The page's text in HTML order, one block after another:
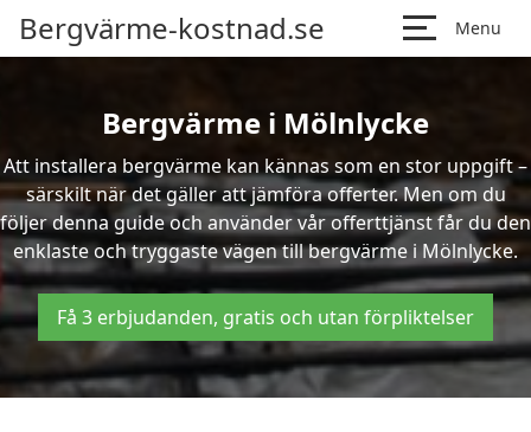
Bergvärme-kostnad.se Menu
Bergvärme i Mölnlycke
Att installera bergvärme kan kännas som en stor uppgift –
särskilt när det gäller att jämföra offerter. Men om du
följer denna guide och använder vår offerttjänst får du den
enklaste och tryggaste vägen till bergvärme i Mölnlycke.
Få 3 erbjudanden, gratis och utan förpliktelser